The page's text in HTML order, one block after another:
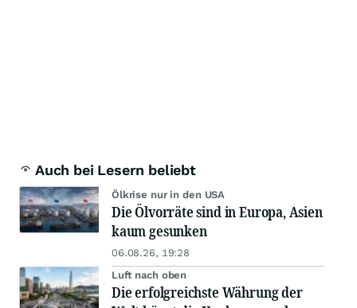
Auch bei Lesern beliebt
Ölkrise nur in den USA
Die Ölvorräte sind in Europa, Asien
kaum gesunken
06.08.26, 19:28
Luft nach oben
Die erfolgreichste Währung der